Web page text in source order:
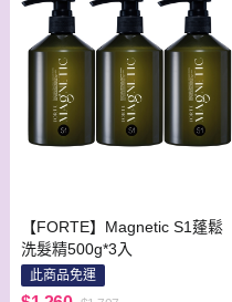
【FORTE】Magnetic S1蓬鬆
洗髮精500g*3入
此商品免運